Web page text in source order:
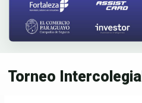
Torneo Intercolegial